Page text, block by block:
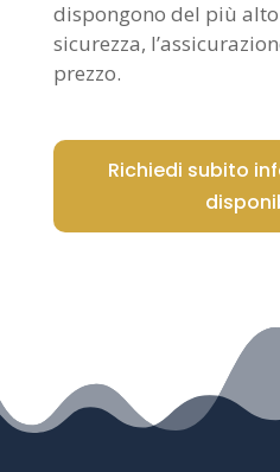
dispongono del più
sicurezza,
prezzo.
Richiedi subito